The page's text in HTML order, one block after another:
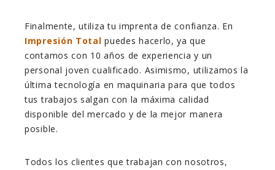
Finalmente, utiliza tu imprenta de confianza. En
Impresión Total puedes hacerlo, ya que
contamos con 10 años de experiencia y un
personal joven cualificado. Asimismo, utilizamos la
última tecnología en maquinaria para que todos
tus trabajos salgan con la máxima calidad
disponible del mercado y de la mejor manera
posible.
Todos los clientes que trabajan con nosotros,